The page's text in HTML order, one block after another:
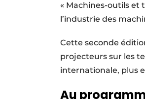
« Machines-outils et
l’industrie des
Cette seconde
projecteurs sur les
internationale, plus
Au